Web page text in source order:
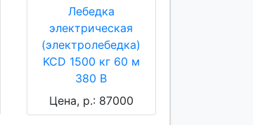
Лебедка
электрическая
(электролебедка)
KCD 1500 кг 60 м
380 В
Цена, р.: 87000